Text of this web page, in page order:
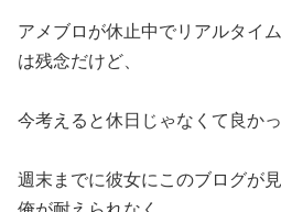
アメブロが休止中でリアルタイ
は残念だけど、
今考えると休日じゃなくて良かっ
週末までに彼女にこのブログが